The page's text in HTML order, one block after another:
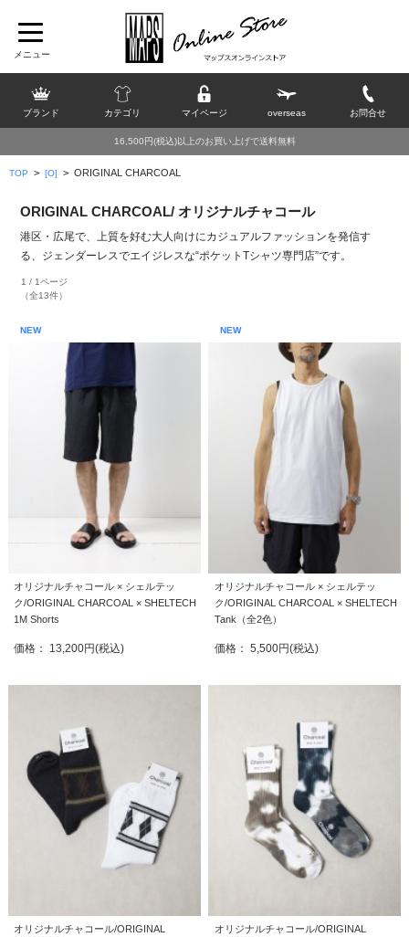
ブランド カテゴリ マイページ overseas お問合せ
16,500円(税込)以上のお買い上げで送料無料
TOP > [O] > ORIGINAL CHARCOAL
ORIGINAL CHARCOAL/ オリジナルチャコール
港区・広尾で、上質を好む大人向けにカジュアルファッションを発信す
る、ジェンダーレスでエイジレスな“ポケットTシャツ専門店”です。
1 / 1ページ
（全13件）
NEW
オリジナルチャコール × シェルテッ
ク/ORIGINAL CHARCOAL × SHELTECH
1M Shorts
価格： 13,200円(税込)
NEW
オリジナルチャコール × シェルテッ
ク/ORIGINAL CHARCOAL × SHELTECH
Tank（全2色）
価格： 5,500円(税込)
オリジナルチャコール/ORIGINAL
オリジナルチャコール/ORIGINAL